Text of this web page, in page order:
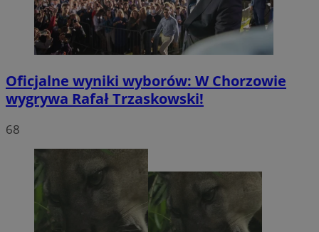
Oficjalne wyniki wyborów: W Chorzowie
wygrywa Rafał Trzaskowski!
68